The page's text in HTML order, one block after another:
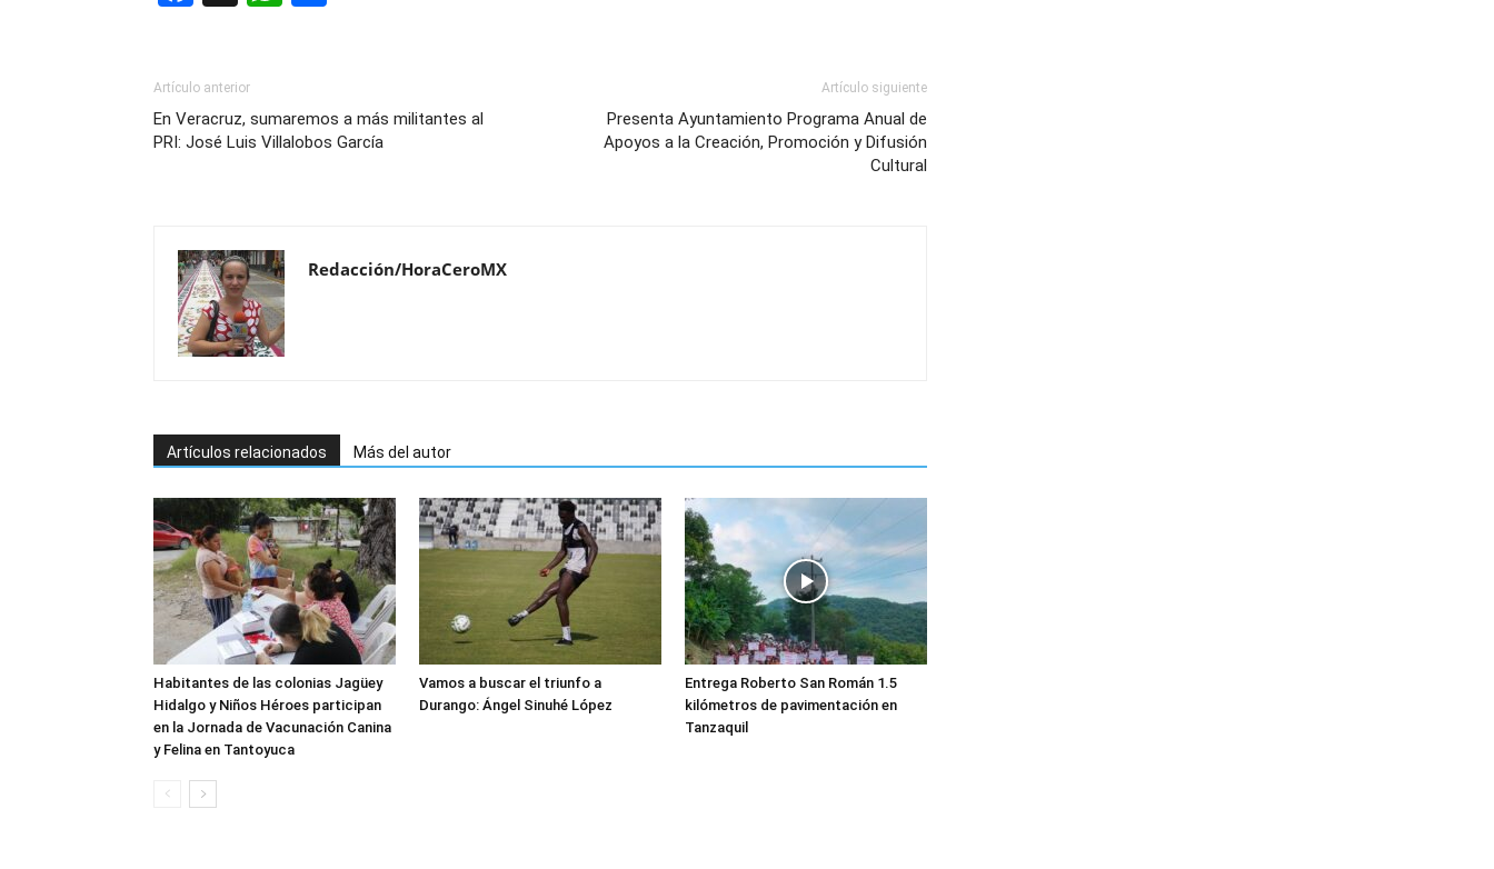
Artículo anterior
En Veracruz, sumaremos a más militantes al
PRI: José Luis Villalobos García
Artículo siguiente
Presenta Ayuntamiento Programa Anual de
Apoyos a la Creación, Promoción y Difusión
Cultural
Redacción/HoraCeroMX
Artículos relacionados Más del autor
Habitantes de las colonias Jagüey
Hidalgo y Niños Héroes participan
en la Jornada de Vacunación Canina
y Felina en Tantoyuca
Vamos a buscar el triunfo a
Durango: Ángel Sinuhé López
Entrega Roberto San Román 1.5
kilómetros de pavimentación en
Tanzaquil